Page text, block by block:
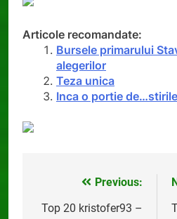
Articole recomandate:
Bursele primarului
alegerilor
Teza unica
Inca o portie
Navigare
în
Previous:
Top 20 kristofer93 –